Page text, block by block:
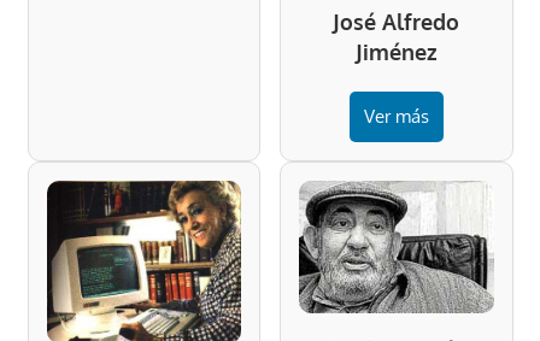
José Alfredo
Jiménez
Ver más